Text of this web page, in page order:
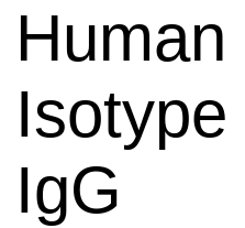
Human
Isotype
IgG